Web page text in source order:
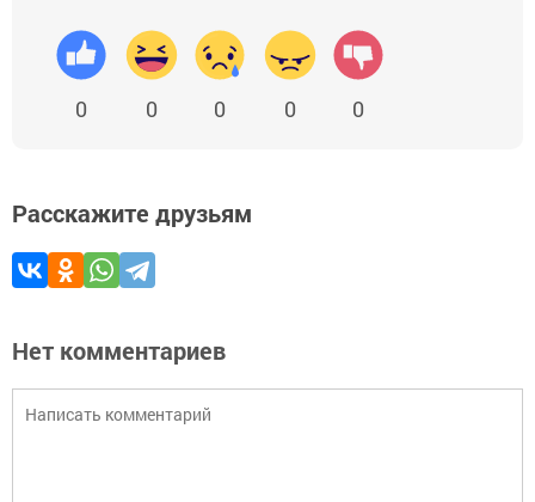
0 0 0 0 0
Расскажите друзьям
Нет комментариев